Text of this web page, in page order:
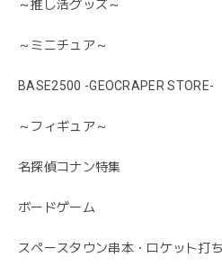
～推し活グッズ～
～ミニチュア～
BASE2500 -GEOCRAPER STORE-
～フィギュア～
名探偵コナン特集
ボードゲーム
スペースタウン串本・ロケット打